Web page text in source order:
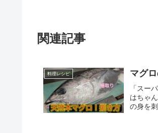
関連記事
料理レシピ マグ
「スー
はちゃ
の身を